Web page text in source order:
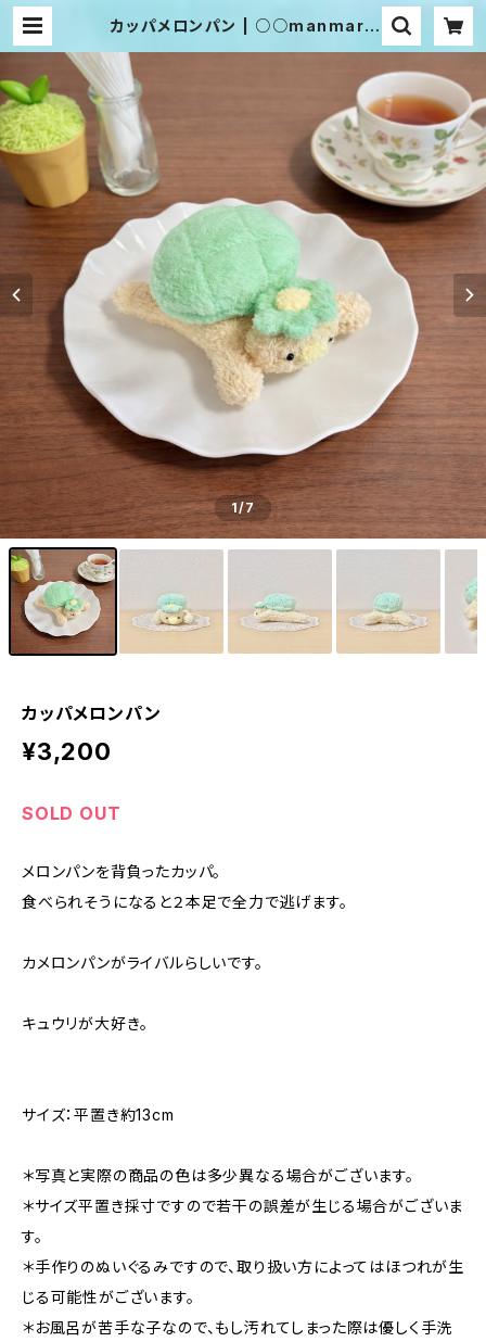
カッパメロンパン | ○○manmaru
1/7
カッパメロンパン
¥3,200
SOLD OUT
メロンパンを背負ったカッパ。
食べられそうになると２本足で全力で逃げます。
カメロンパンがライバルらしいです。
キュウリが大好き。
サイズ：平置き約13cm
＊写真と実際の商品の色は多少異なる場合がございます。
＊サイズ平置き採寸ですので若干の誤差が生じる場合がございま
す。
＊手作りのぬいぐるみですので、取り扱い方によってはほつれが生
じる可能性がございます。
＊お風呂が苦手な子なので、もし汚れてしまった際は優しく手洗